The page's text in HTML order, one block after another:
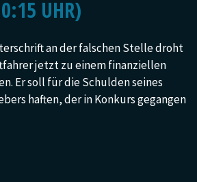
UHR)
an der falschen Stelle droht
jetzt zu einem finanziellen
Er soll für die Schulden seines
haften, der in Konkurs gegangen